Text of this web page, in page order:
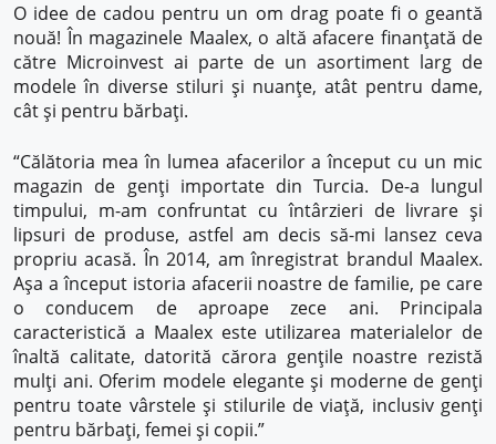
O idee de cadou pentru un om drag poate fi o geantă
nouă! În magazinele Maalex, o altă afacere finanțată de
către Microinvest ai parte de un asortiment larg de
modele în diverse stiluri și nuanțe, atât pentru dame,
cât și pentru bărbați.
“Călătoria mea în lumea afacerilor a început cu un mic
magazin de genți importate din Turcia. De-a lungul
timpului, m-am confruntat cu întârzieri de livrare și
lipsuri de produse, astfel am decis să-mi lansez ceva
propriu acasă. În 2014, am înregistrat brandul Maalex.
Așa a început istoria afacerii noastre de familie, pe care
o conducem de aproape zece ani. Principala
caracteristică a Maalex este utilizarea materialelor de
înaltă calitate, datorită cărora gențile noastre rezistă
mulți ani. Oferim modele elegante și moderne de genți
pentru toate vârstele și stilurile de viață, inclusiv genți
pentru bărbați, femei și copii.”